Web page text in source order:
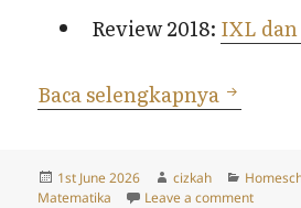
Review 2018: IXL
Baca selengkapnya IXL
Posted
on
1st June 2026 Author
cizkah
Matematika
Leave a commenton IXL